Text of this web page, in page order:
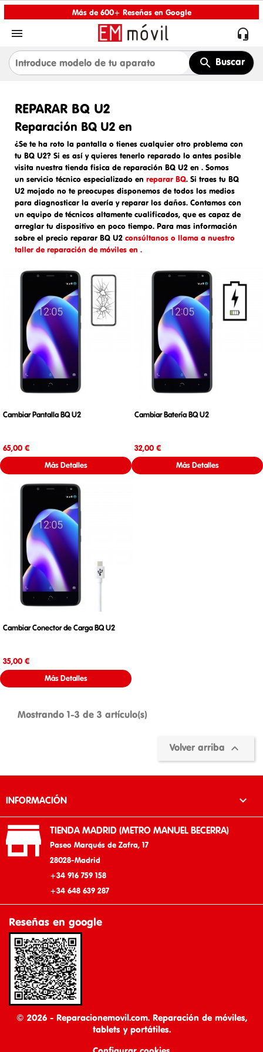
Más de 600+ Reseñas en Google
 
Buscar
REPARAR BQ U2
Reparación BQ U2 en
¿Se te ha roto la pantalla o tienes cualquier otro problema con
tu BQ U2? Si es así y quieres tenerlo reparado lo antes posible
visita nuestra tienda fisica de reparación BQ U2 en . Somos
un servicio técnico especializado en reparar BQ. Si traes tu BQ
U2 mojado no te preocupes disponemos de todos los medios
para diagnosticar la avería y reparar los daños. Contamos con
un equipo de técnicos altamente cualificados, que es capaz de
arreglar tu dispositivo en poco tiempo. Para mas información
sobre el precio reparar BQ U2 consúltanos o llama a nuestro
taller de reparación de móviles en .
Cambiar Pantalla BQ U2
65,00 €
Más Detalles
Cambiar Batería BQ U2
32,00 €
Más Detalles
Cambiar Conector de Carga BQ U2
35,00 €
Más Detalles
Mostrando 1-3 de 3 artículo(s)
Volver arriba 
INFORMACIÓN 
 TIENDA MADRID (METRO MANUEL BECERRA)
Paseo Marqués de Zafra, 17
28028-Madrid
+34 916 759 158
+34 648 639 287
Reseñas en google
© 2026 - Reparacionemovil.com. Reparación de móviles,
tablets y portátiles.